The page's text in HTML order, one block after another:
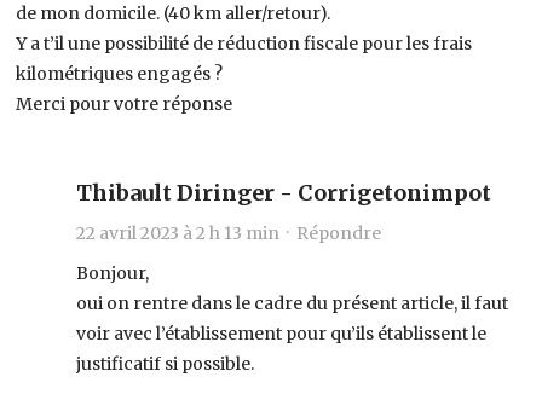
de mon domicile. (40 km aller/retour).
Y a t’il une possibilité de réduction fiscale pour les frais
kilométriques engagés ?
Merci pour votre réponse
Thibault Diringer - Corrigetonimpot
22 avril 2023 à 2 h 13 min · Répondre
Bonjour,
oui on rentre dans le cadre du présent article, il faut
voir avec l’établissement pour qu’ils établissent le
justificatif si possible.